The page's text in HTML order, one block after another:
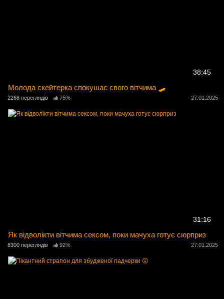
38:45
Молода скейтерка спокушає свого вітчима 🛹
2268 переглядів 75% 27.01.2025
31:16
Як відволікти вітчима сексом, поки мачуха готує сюрприз
8300 переглядів 92% 27.01.2025